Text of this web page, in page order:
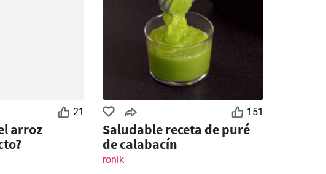
21
arroz
151
Saludable receta de puré
de calabacín
ronik